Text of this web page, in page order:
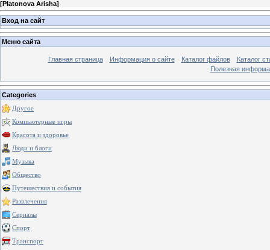
[Platonova Arisha]
Вход на сайт
Меню сайта
Главная страница Информация о сайте Каталог файлов
Каталог
Полезная
Categories
Другое
Компьютерные игры
Красота и здоровье
Люди и блоги
Музыка
Общество
Путешествия и события
Развлечения
Сериалы
Спорт
Транспорт